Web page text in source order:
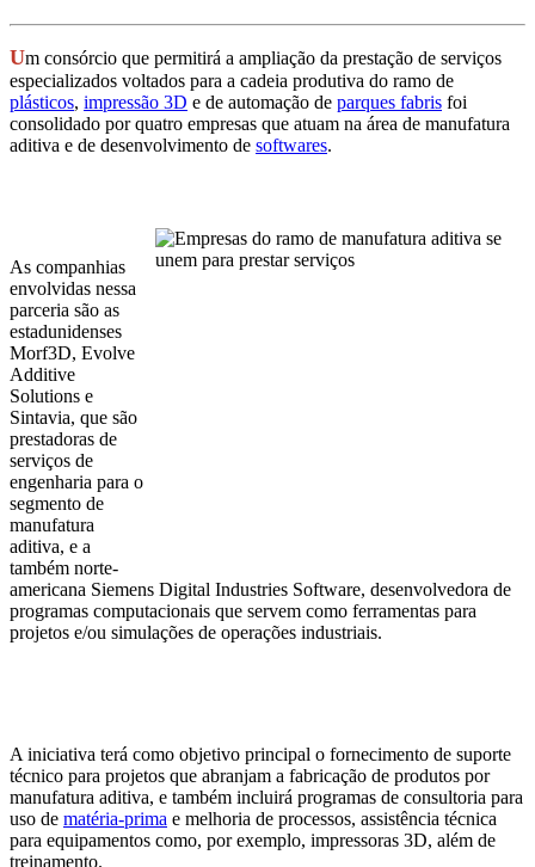
Um consórcio que permitirá a ampliação da prestação de serviços
especializados voltados para a cadeia produtiva do ramo de
plásticos, impressão 3D e de automação de parques fabris foi
consolidado por quatro empresas que atuam na área de manufatura
aditiva e de desenvolvimento de softwares.
As companhias
envolvidas nessa
parceria são as
estadunidenses
Morf3D, Evolve
Additive
Solutions e
Sintavia, que são
prestadoras de
serviços de
engenharia para o
segmento de
manufatura
aditiva, e a
também norte-
americana Siemens Digital Industries Software, desenvolvedora de
programas computacionais que servem como ferramentas para
projetos e/ou simulações de operações industriais.
A iniciativa terá como objetivo principal o fornecimento de suporte
técnico para projetos que abranjam a fabricação de produtos por
manufatura aditiva, e também incluirá programas de consultoria para
uso de matéria-prima e melhoria de processos, assistência técnica
para equipamentos como, por exemplo, impressoras 3D, além de
treinamento.